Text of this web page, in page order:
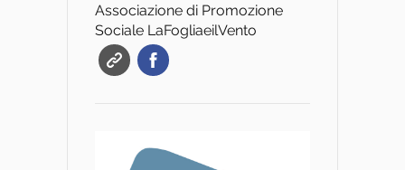
Associazione di Promozione
Sociale LaFogliaeilVento